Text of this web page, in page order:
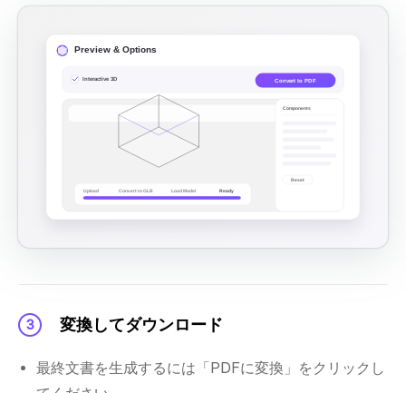
3 変換してダウンロード
最終文書を生成するには「PDFに変換」をクリックし